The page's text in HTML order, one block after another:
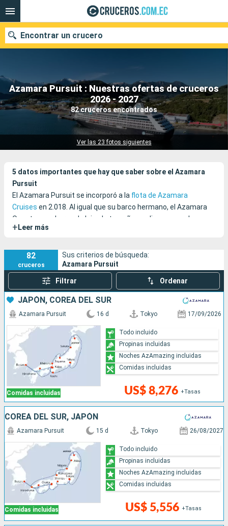
Azamara Pursuit : Nuestras ofertas de cruceros
2026 - 2027
82 cruceros encontrados
Ver las 23 fotos siguientes
Encontrar un crucero
Nuestros destinos
Fecha de salida
5 datos importantes que hay que saber sobre el Azamara
Pursuit
El Azamara Pursuit se incorporó a la flota de Azamara
Cruises en 2.018. Al igual que su barco hermano, el Azamara
Quest, es un barco de lujo, de tamaño medio, que puede
navegar alejado de las rutas más habituales y atracar en
destinos.
+ Leer más
82
cruceros
Sus criterios de búsqueda:
Azamara Pursuit
Filtrar Ordenar
JAPÓN, COREA DEL SUR
Comidas incluidas
Azamara Pursuit 16 d Tokyo 17/09/2026
US$ 8,276 +Tasas
Todo incluido
Propinas incluidas
Noches AzAmazing incluidas
Comidas incluidas
COREA DEL SUR, JAPÓN
Comidas incluidas
Azamara Pursuit 15 d Tokyo 26/08/2027
US$ 5,556 +Tasas
Todo incluido
Propinas incluidas
Noches AzAmazing incluidas
Comidas incluidas